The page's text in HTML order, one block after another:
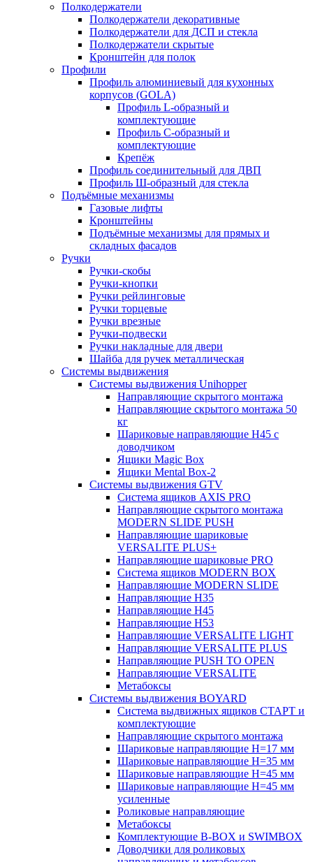
Полкодержатели
Полкодержатели декоративные
Полкодержатели для ДСП и стекла
Полкодержатели скрытые
Кронштейн для полок
Профили
Профиль алюминиевый для кухонных
корпусов (GOLA)
Профиль L-образный и
комплектующие
Профиль C-образный и
комплектующие
Крепёж
Профиль соединительный для ДВП
Профиль Ш-образный для стекла
Подъёмные механизмы
Газовые лифты
Кронштейны
Подъёмные механизмы для прямых и
складных фасадов
Ручки
Ручки-скобы
Ручки-кнопки
Ручки рейлинговые
Ручки торцевые
Ручки врезные
Ручки-подвески
Ручки накладные для двери
Шайба для ручек металлическая
Системы выдвижения
Системы выдвижения Unihopper
Направляющие скрытого монтажа
Направляющие скрытого монтажа 50
кг
Шариковые направляющие H45 с
доводчиком
Ящики Magic Box
Ящики Mental Box-2
Системы выдвижения GTV
Система ящиков AXIS PRO
Направляющие скрытого монтажа
MODERN SLIDE PUSH
Направляющие шариковые
VERSALITE PLUS+
Направляющие шариковые PRO
Система ящиков MODERN BOX
Направляющие MODERN SLIDE
Направляющие H35
Направляющие H45
Направляющие H53
Направляющие VERSALITE LIGHT
Направляющие VERSALITE PLUS
Направляющие PUSH TO OPEN
Направляющие VERSALITE
Метабоксы
Системы выдвижения BOYARD
Система выдвижных ящиков СТАРТ и
комплектующие
Направляющие скрытого монтажа
Шариковые направляющие H=17 мм
Шариковые направляющие H=35 мм
Шариковые направляющие H=45 мм
Шариковые направляющие H=45 мм
усиленные
Роликовые направляющие
Метабоксы
Комплектующие B-BOX и SWIMBOX
Доводчики для роликовых